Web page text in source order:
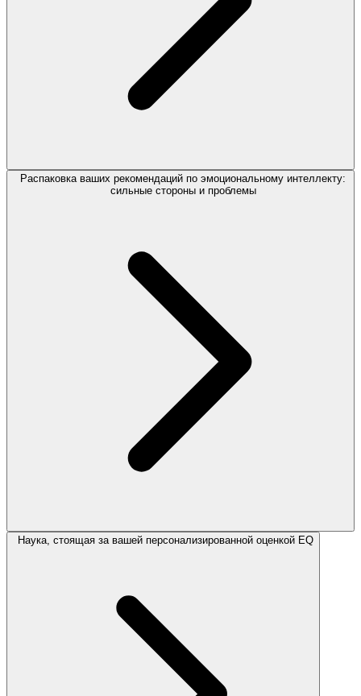
Распаковка ваших рекомендаций по эмоциональному интеллекту:
сильные стороны и проблемы
Наука, стоящая за вашей персонализированной оценкой EQ